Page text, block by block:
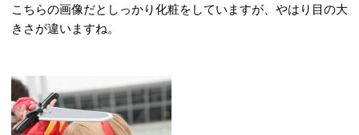
こちらの画像だとしっかり化粧をしていますが、やはり目の大
きさが違いますね。